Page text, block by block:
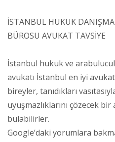
İSTANBUL HUKUK
BÜROSU AVUKAT TAVSİYE
İstanbul hukuk ve
avukatı İstanbul en iyi
bireyler, tanıdıkları
uyuşmazlıklarını çözecek
bulabilirler.
Google’daki yorumlara